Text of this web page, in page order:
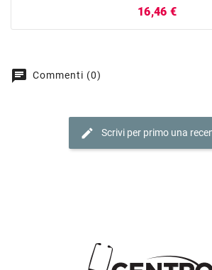
16,46 €
chat Commenti (0)
edit Scrivi per primo una